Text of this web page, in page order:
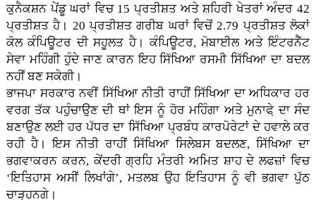
ਕੁਨੈਕਸ਼ਨ ਪੇਂਡੂ ਘਰਾਂ ਵਿਚ 15 ਪ੍ਰਤੀਸ਼ਤ ਅਤੇ ਸ਼ਹਿਰੀ ਖੇਤਰਾਂ ਅੰਦਰ 42
ਪ੍ਰਤੀਸ਼ਤ ਹੈ। 20 ਪ੍ਰਤੀਸ਼ਤ ਗਰੀਬ ਘਰਾਂ ਵਿਚੋਂ 2.79 ਪ੍ਰਤੀਸ਼ਤ ਲੋਕਾਂ
ਕੋਲ ਕੰਪਿਊਟਰ ਦੀ ਸਹੂਲਤ ਹੈ। ਕੰਪਿਊਟਰ, ਮੋਬਾਈਲ ਅਤੇ ਇੰਟਰਨੈੱਟ
ਸੇਵਾ ਮਹਿੰਗੀ ਹੁੰਦੇ ਜਾਣ ਕਾਰਨ ਇਹ ਸਿੱਖਿਆ ਰਸਮੀ ਸਿੱਖਿਆ ਦਾ ਬਦਲ
ਨਹੀਂ ਬਣ ਸਕੇਗੀ।
ਭਾਜਪਾ ਸਰਕਾਰ ਨਵੀਂ ਸਿੱਖਿਆ ਨੀਤੀ ਰਾਹੀਂ ਸਿੱਖਿਆ ਦਾ ਅਧਿਕਾਰ ਹਰ
ਵਰਗ ਤੱਕ ਪਹੁੰਚਾਉਣ ਦੀ ਥਾਂ ਇਸ ਨੂੰ ਹੋਰ ਮਹਿੰਗਾ ਅਤੇ ਮੁਨਾਫੇ਼ ਦਾ ਸੰਦ
ਬਣਾਉਣ ਲਈ ਹਰ ਪੱਧਰ ਦਾ ਸਿੱਖਿਆ ਪ੍ਰਬੰਧ ਕਾਰਪੋਰੇਟਾਂ ਦੇ ਹਵਾਲੇ ਕਰ
ਰਹੀ ਹੈ। ਇਸ ਨੀਤੀ ਰਾਹੀਂ ਸਿੱਖਿਆ ਸਿਲੇਬਸ ਬਦਲਣ, ਸਿੱਖਿਆ ਦਾ
ਭਗਵਾਕਰਨ ਕਰਨ, ਕੇਂਦਰੀ ਗ੍ਰਹਿ ਮੰਤਰੀ ਅਮਿਤ ਸ਼ਾਹ ਦੇ ਲਫਜ਼ਾਂ ਵਿਚ
‘ਇਤਿਹਾਸ ਅਸੀਂ ਲਿਖਾਂਗੇ’, ਮਤਲਬ ਉਹ ਇਤਿਹਾਸ ਨੂੰ ਵੀ ਭਗਵਾ ਪੁੱਠ
ਚਾੜ੍ਹਨਗੇ।